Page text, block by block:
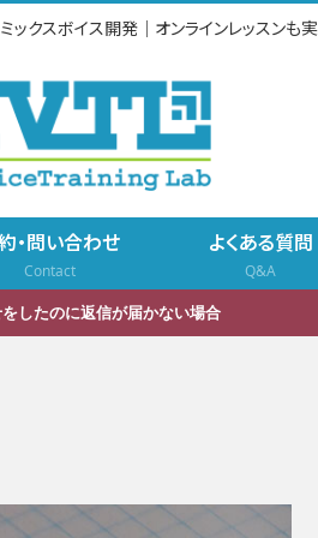
ックスボイス開発｜オンラインレッスンも
・問い合わせ
Contact
よくある質問
Q&A
したのに返信が届かない場合